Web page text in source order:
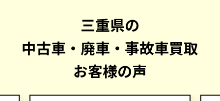
三重県の
中古車・廃車・事故車買取
お客様の声